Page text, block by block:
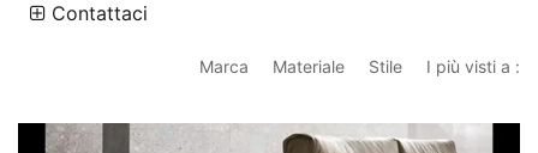
Contattaci
Marca Materiale Stile I più visti a :